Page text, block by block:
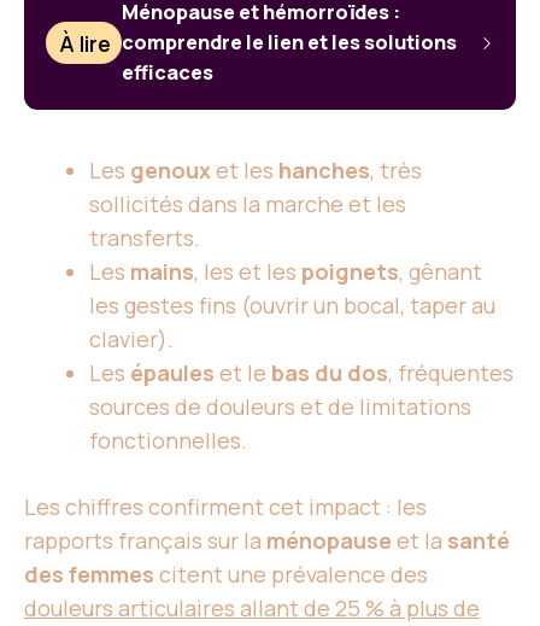
À lire
Ménopause et hémorroïdes :
comprendre le lien et les solutions
efficaces
Les genouxet les hanches, très
sollicités dans la marche et les
transferts.
Les mains, les et les poignets, gênant
les gestes fins (ouvrir un bocal, taper au
clavier).
Les épaules et le bas du dos, fréquentes
sources de douleurs et de limitations
fonctionnelles.
Les chiffres confirment cet impact : les
rapports français sur la ménopause et la santé
des femmes citent une prévalence des
douleurs articulaires allant de 25 % à plus de